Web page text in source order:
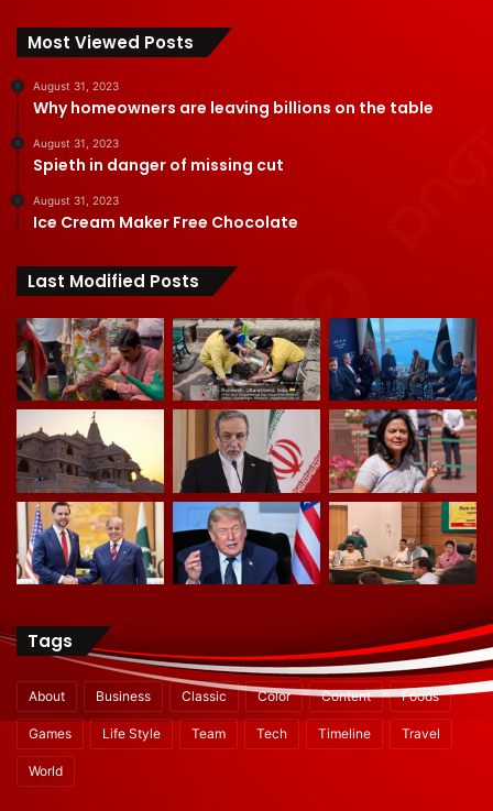
Most Viewed Posts
August 31, 2023
Why homeowners are leaving billions on the table
August 31, 2023
Spieth in danger of missing cut
August 31, 2023
Ice Cream Maker Free Chocolate
Last Modified Posts
Tags
About Business Classic Color Content Foods
Games Life Style Team Tech Timeline Travel
World